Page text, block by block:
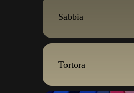
Sabbia
Tortora